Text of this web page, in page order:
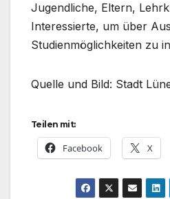
Jugendliche, Eltern,
Interessierte, um über
Studienmöglichkeiten zu
Quelle und Bild: Stadt
Teilen mit:
Facebook X